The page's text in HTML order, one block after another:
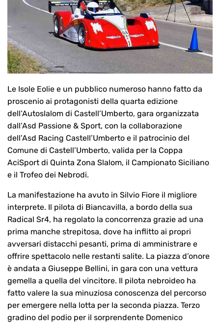
Le Isole Eolie e un pubblico numeroso hanno fatto da
proscenio ai protagonisti della quarta edizione
dell’Autoslalom di Castell’Umberto, gara organizzata
dall’Asd Passione & Sport, con la collaborazione
dell’Asd Racing Castell’Umberto e il patrocinio del
Comune di Castell’Umberto, valida per la Coppa
AciSport di Quinta Zona Slalom, il Campionato Siciliano
e il Trofeo dei Nebrodi.
La manifestazione ha avuto in Silvio Fiore il migliore
interprete. Il pilota di Biancavilla, a bordo della sua
Radical Sr4, ha regolato la concorrenza grazie ad una
prima manche strepitosa, dove ha inflitto ai propri
avversari distacchi pesanti, prima di amministrare e
offrire spettacolo nelle restanti salite. La piazza d’onore
è andata a Giuseppe Bellini, in gara con una vettura
gemella a quella del vincitore. Il pilota nebroideo ha
fatto valere la sua minuziosa conoscenza del percorso
per emergere nella lotta per la seconda piazza. Terzo
gradino del podio per il sorprendente Domenico